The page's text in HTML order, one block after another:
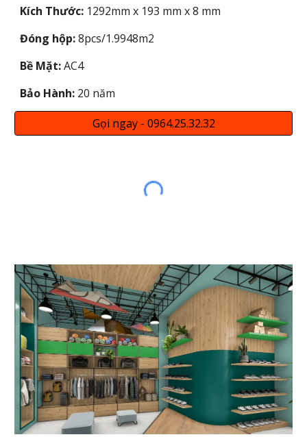
Kích Thước: 1292mm x 193 mm x 8 mm
Đóng hộp:8pcs/1.9948m2
Bề Mặt:AC4
Bảo Hành: 20 năm
Gọi ngay - 0964.25.32.32